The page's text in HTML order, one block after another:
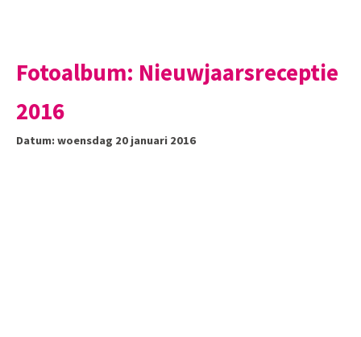
Fotoalbum: Nieuwjaarsreceptie
2016
Datum: woensdag 20 januari 2016